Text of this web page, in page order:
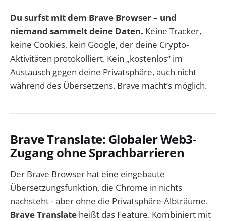
Du surfst mit dem Brave Browser – und
niemand sammelt deine Daten. Keine Tracker,
keine Cookies, kein Google, der deine Crypto-
Aktivitäten protokolliert. Kein „kostenlos“ im
Austausch gegen deine Privatsphäre, auch nicht
während des Übersetzens. Brave macht’s möglich.
Brave Translate: Globaler Web3-
Zugang ohne Sprachbarrieren
Der Brave Browser hat eine eingebaute
Übersetzungsfunktion, die Chrome in nichts
nachsteht - aber ohne die Privatsphäre-Albträume.
Brave Translate heißt das Feature. Kombiniert mit